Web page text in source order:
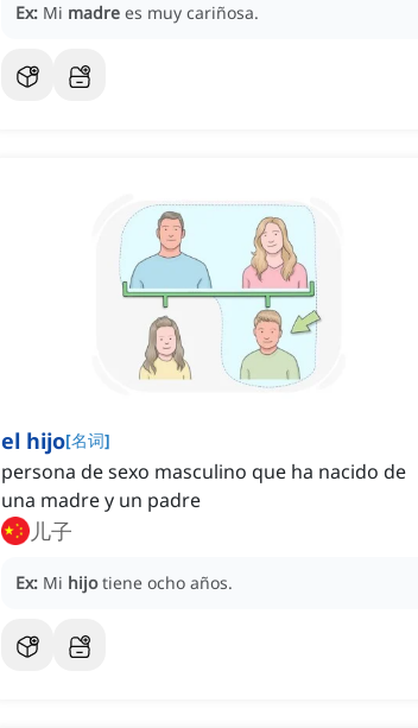
Ex: Mi madre es muy cariñosa.
el hijo[名词]
persona de sexo masculino que ha nacido de
una madre y un padre
儿子
Ex: Mi hijo tiene ocho años.